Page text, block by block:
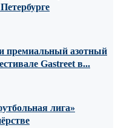
премиальный азотный
Gastreet в...
лига»